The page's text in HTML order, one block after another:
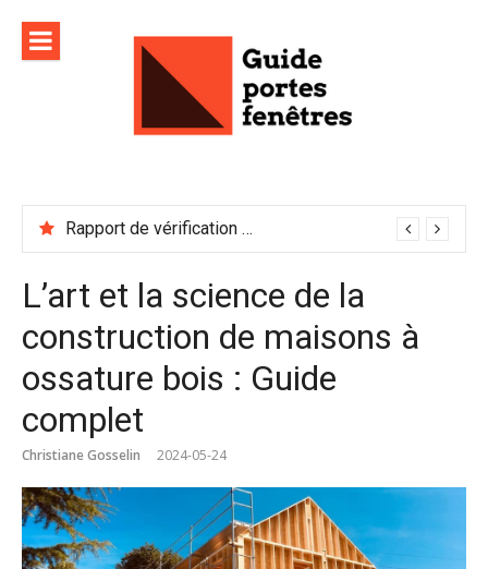
contenu
Rapport de vérification sécurité : à conserver précieusement
L’art et la science de la
construction de maisons à
ossature bois : Guide
complet
Christiane Gosselin 2024-05-24